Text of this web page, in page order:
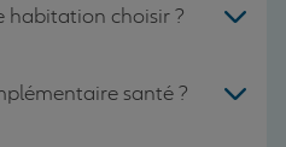
habitation choisir ?
santé ?